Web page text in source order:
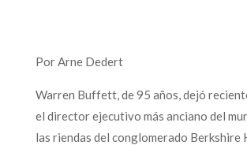
Por Arne Dedert
Warren Buffett, de 95 años, dejó
el director ejecutivo más anciano del
las riendas del conglomerado Berkshire